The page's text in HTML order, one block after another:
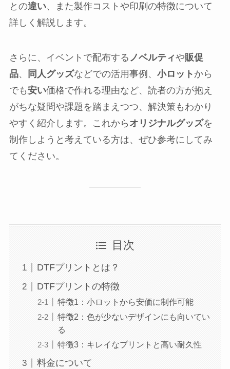
との違い、また製作コストや印刷の特徴について
詳しく解説します。
さらに、イベントで配布する ノベルティや販促
品、 同人グッズなどでの活用事例、 小ロット から
でも安い価格で作れる理由など、読者の方が抱え
がちな疑問や課題を踏まえつつ、解決策もわかり
やすく紹介します。これから オリジナルグッズを
制作しようと考えている方は、ぜひ参考にしてみ
てください。
目次
DTFプリントとは？
DTFプリントの特徴
特徴1：小ロットから安価に制作可能
特徴2：色が少ないデザインにも向いてい
る
特徴3：キレイなプリントと高い耐久性
料金について